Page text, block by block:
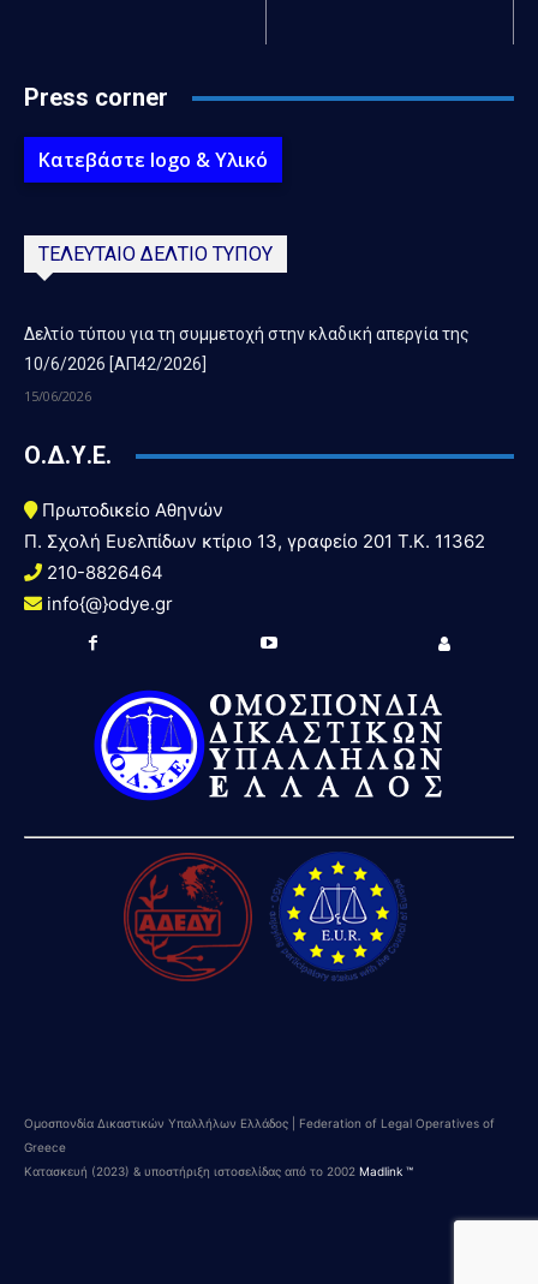
Press corner
Κατεβάστε logo & Υλικό
ΤΕΛΕΥΤΑΙΟ ΔΕΛΤΙΟ ΤΥΠΟΥ
Δελτίο τύπου για τη συμμετοχή στην κλαδική απεργία της
10/6/2026 [ΑΠ42/2026]
15/06/2026
Ο.Δ.Υ.Ε.
Πρωτοδικείο Αθηνών
Π. Σχολή Ευελπίδων κτίριο 13, γραφείο 201 T.K. 11362
210-8826464
info{@}odye.gr
Ομοσπονδία Δικαστικών Υπαλλήλων Ελλάδος | Federation of Legal Operatives of
Greece
Κατασκευή (2023) & υποστήριξη ιστοσελίδας από το 2002 Madlink ™